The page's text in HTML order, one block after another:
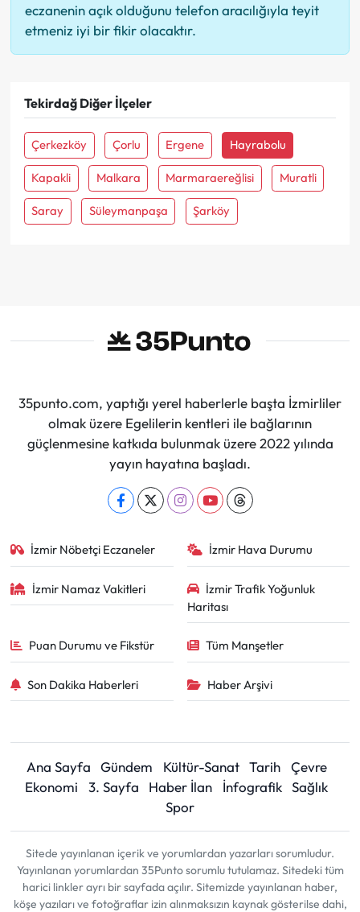
eczanenin açık olduğunu telefon aracılığıyla teyit
etmeniz iyi bir fikir olacaktır.
Tekirdağ Diğer İlçeler
Çerkezköy Çorlu Ergene Hayrabolu
Kapakli Malkara Marmaraereğlisi Muratli
Saray Süleymanpaşa Şarköy
35punto.com, yaptığı yerel haberlerle başta İzmirliler
olmak üzere Egelilerin kentleri ile bağlarının
güçlenmesine katkıda bulunmak üzere 2022 yılında
yayın hayatına başladı.
İzmir Nöbetçi Eczaneler İzmir Hava Durumu
İzmir Namaz Vakitleri
İzmir Trafik Yoğunluk
Haritası
Puan Durumu ve Fikstür Tüm Manşetler
Son Dakika Haberleri Haber Arşivi
Ana Sayfa Gündem Kültür-Sanat Tarih
Çevre
Ekonomi
3. Sayfa Haber İlan İnfografik Sağlık
Spor
Sitede yayınlanan içerik ve yorumlardan yazarları sorumludur.
Yayınlanan yorumlardan 35Punto sorumlu tutulamaz. Sitedeki tüm
harici linkler ayrı bir sayfada açılır. Sitemizde yayınlanan haber,
köşe yazıları ve fotoğraflar izin alınmaksızın kaynak gösterilse dahi,